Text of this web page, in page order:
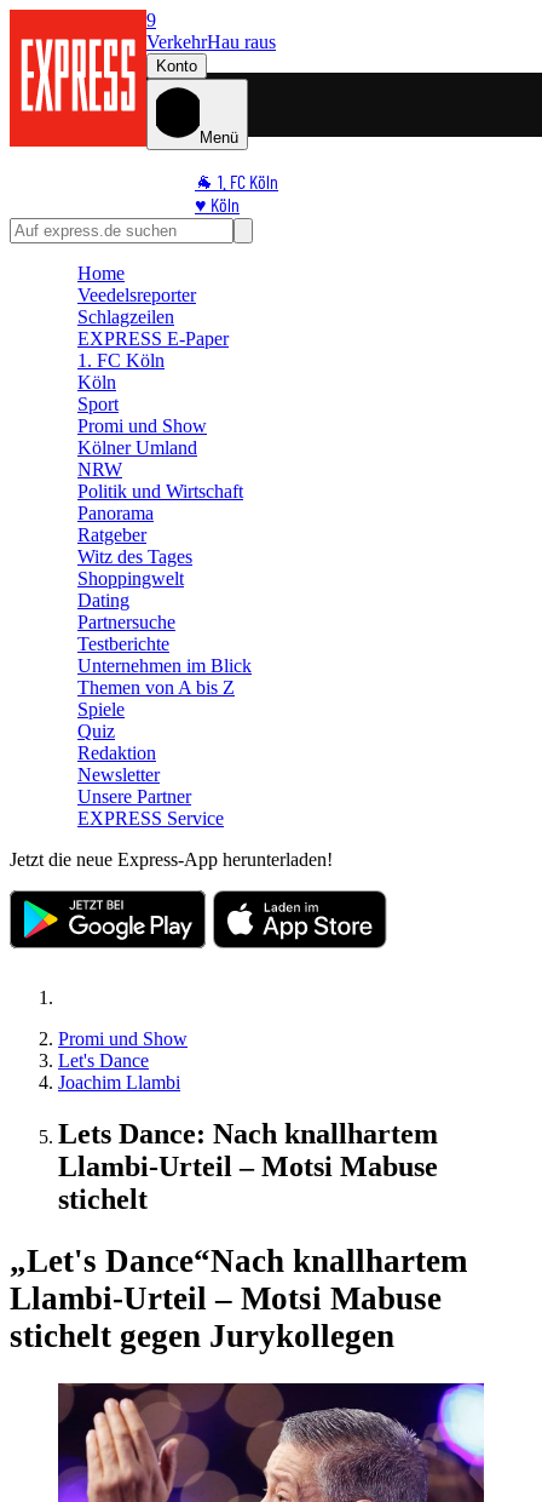
9
VerkehrHau raus
Konto
Menü
🐐 1. FC Köln
♥️ Köln
⭐ Promi
🛒 Shoppingwelt
Home
Veedelsreporter
Schlagzeilen
EXPRESS E-Paper
1. FC Köln
Köln
Sport
Promi und Show
Kölner Umland
NRW
Politik und Wirtschaft
Panorama
Ratgeber
Witz des Tages
Shoppingwelt
Dating
Partnersuche
Testberichte
Unternehmen im Blick
Themen von A bis Z
Spiele
Quiz
Redaktion
Newsletter
Unsere Partner
EXPRESS Service
Jetzt die neue Express-App herunterladen!
Promi und Show
Let's Dance
Joachim Llambi
Lets Dance: Nach knallhartem
Llambi-Urteil – Motsi Mabuse
stichelt
„Let's Dance“Nach knallhartem
Llambi-Urteil – Motsi Mabuse
stichelt gegen Jurykollegen